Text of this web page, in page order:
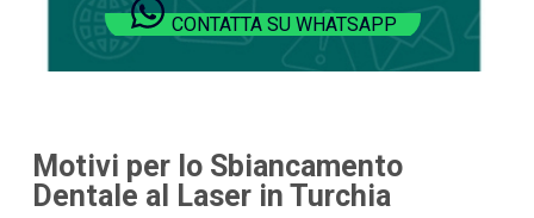
CONTATTA SU WHATSAPP
Motivi per lo Sbiancamento
Dentale al Laser in Turchia